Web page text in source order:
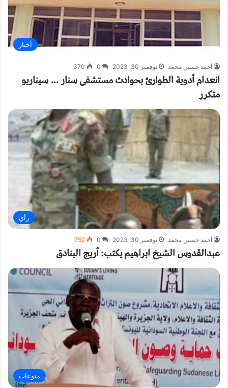
أخبار
أحمد حسين محمد نوفمبر 30, 2023 0
370
انعدام أدوية الطوارئ بحوادث مستشفى سنار … سيناريو
متكرر
رأي
أحمد حسين محمد نوفمبر 30, 2023 0
752
عبدالقدوس الشيخ ابراهيم يكتب: أريج البنادق
منوعات